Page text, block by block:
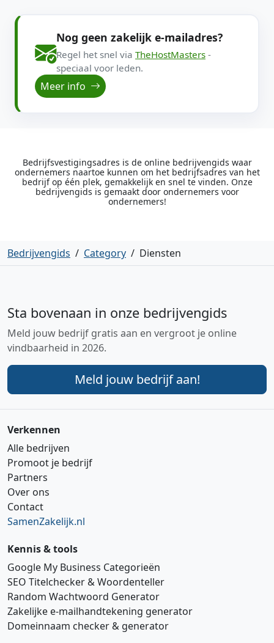
Nog geen zakelijk e-mailadres?
Regel het snel via TheHostMasters -
speciaal voor leden.
Meer info
Bedrijfsvestigingsadres is de online bedrijvengids waar
ondernemers naartoe kunnen om het bedrijfsadres van het
bedrijf op één plek, gemakkelijk en snel te vinden. Onze
bedrijvengids is gemaakt door ondernemers voor
ondernemers!
Bedrijvengids / Category / Diensten
Sta bovenaan in onze bedrijvengids
Meld jouw bedrijf gratis aan en vergroot je online
vindbaarheid in 2026.
Meld jouw bedrijf aan!
Verkennen
Alle bedrijven
Promoot je bedrijf
Partners
Over ons
Contact
SamenZakelijk.nl
Kennis & tools
Google My Business Categorieën
SEO Titelchecker & Woordenteller
Random Wachtwoord Generator
Zakelijke e‑mailhandtekening generator
Domeinnaam checker & generator